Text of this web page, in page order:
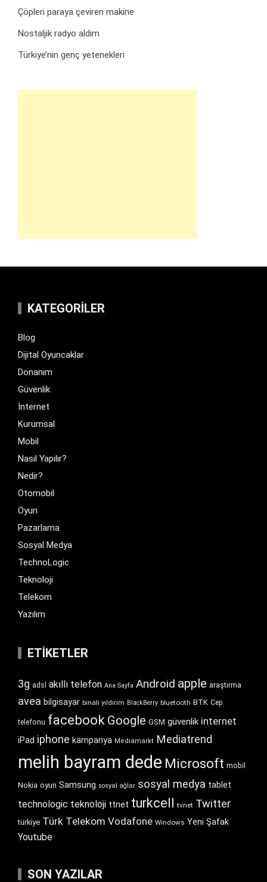
Çöpleri paraya çeviren makine
Nostaljik radyo aldım
Türkiye’nin genç yetenekleri
KATEGORILER
Blog
Dijital Oyuncaklar
Donanim
Güvenlik
İnternet
Kurumsal
Mobil
Nasıl Yapılır?
Nedir?
Otomobil
Oyun
Pazarlama
Sosyal Medya
TechnoLogic
Teknoloji
Telekom
Yazılım
ETIKETLER
3g adsl akıllı telefon Ana Sayfa Android apple araştırma
avea bilgisayar binali yıldırım BlackBerry bluetooth BTK Cep
telefonu facebook Google GSM güvenlik internet
iPad iphone kampanya Mediamarkt Mediatrend
melih bayram dede Microsoft mobil
Nokia oyun Samsung sosyal ağlar sosyal medya tablet
technologic teknoloji ttnet turkcell tvnet Twitter
türkiye Türk Telekom Vodafone Windows Yeni Şafak
Youtube
SON YAZILAR